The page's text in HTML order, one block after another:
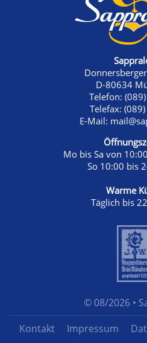
D-80634
Telefon:
Telefax:
E-Mail:
Mo bis Sa von
So 10:00 bis
Warme
Täglich bis
© 08/2026 •
Navigation
überspringen
Kontakt Impressum